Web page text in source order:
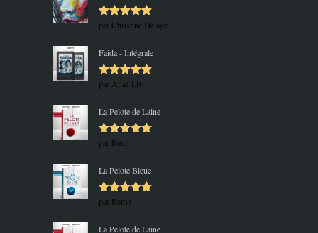
Note5sur
par Christine Delage
Faida - Intégrale
Note5sur
par Anaé Liv
La Pelote de Laine
Note5sur
par Remi
La Pelote Bleue
Note5sur
par Remo
La Pelote de Laine